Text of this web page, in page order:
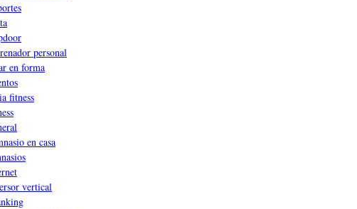
personal
en forma
fitness
en casa
vertical